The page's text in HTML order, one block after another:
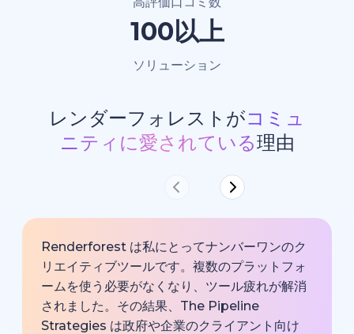
100以上
ソリューション
レンダーフォレストがコミュ
ニティに愛されている理由
Renderforest は私にとってナンバーワンのク
リエイティブツールです。複数のプラットフォ
ームを使う必要がなくなり、ツール疲れが解消
されました。その結果、The Pipeline
Strategies は政府や企業のクライアント向け